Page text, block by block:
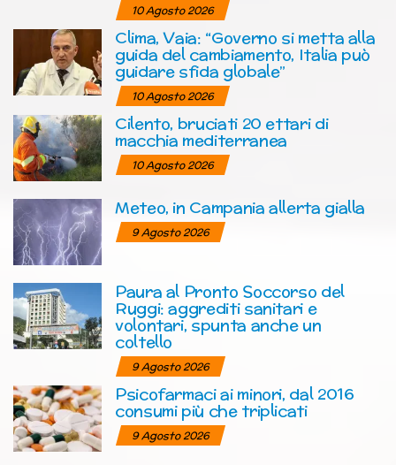
10 Agosto 2026
Clima, Vaia: “Governo si metta alla
guida del cambiamento, Italia può
guidare sfida globale”
10 Agosto 2026
Cilento, bruciati 20 ettari di
macchia mediterranea
10 Agosto 2026
Meteo, in Campania allerta gialla
9 Agosto 2026
Paura al Pronto Soccorso del
Ruggi: aggrediti sanitari e
volontari, spunta anche un
coltello
9 Agosto 2026
Psicofarmaci ai minori, dal 2016
consumi più che triplicati
9 Agosto 2026